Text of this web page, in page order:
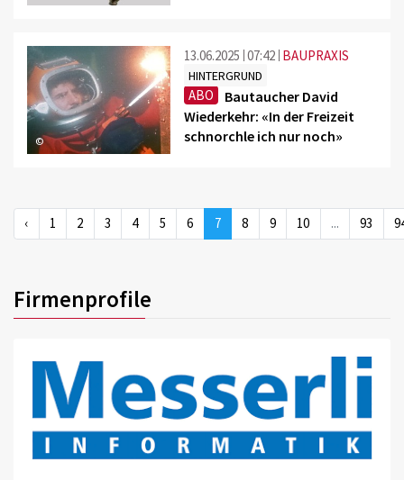
©
13.06.2025 07:42 BAUPRAXIS
HINTERGRUND
ABO
Bautaucher David
Wiederkehr: «In der Freizeit
schnorchle ich nur noch»
‹ 1 2 3 4 5 6 7 8 9 10 ... 93
Firmenprofile